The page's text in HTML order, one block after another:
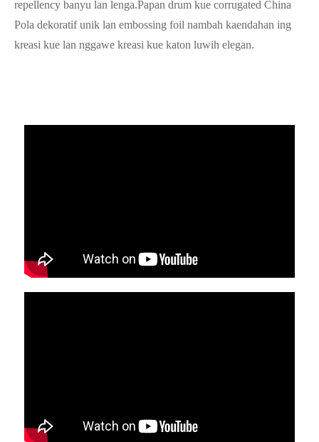
repellency banyu lan lenga.Papan drum kue corrugated China
Pola dekoratif unik lan embossing foil nambah kaendahan ing
kreasi kue lan nggawe kreasi kue katon luwih elegan.